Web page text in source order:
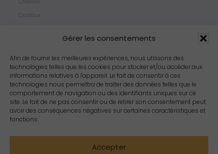
Gérer les consentements
Afin de fournir les meilleures expériences, nous utilisons des
technologies telles que les cookies pour stocker et/ou accéder aux
informations relatives à l'appareil. Le fait de consentir à ces
technologies nous permettra de traiter des données telles que le
comportement de navigation ou des identifiants uniques sur ce
site. Le fait de ne pas consentir ou de retirer son consentement peut
avoir des conséquences négatives sur certaines caractéristiques et
fonctions.
Accepter
Chakras
Cristaux
Propriétés
Arômes
Zodiacs